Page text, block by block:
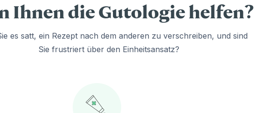
Ihnen die Gutologie helfen?
es satt, ein Rezept nach dem anderen zu verschreiben, und sind
Sie frustriert über den Einheitsansatz?